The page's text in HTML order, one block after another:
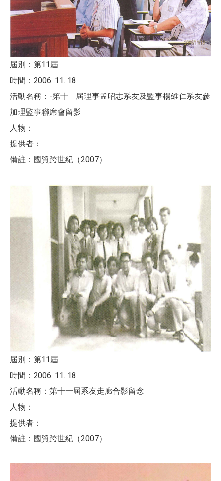
屆別：第11屆
時間：2006. 11. 18
活動名稱：-第十一屆理事孟昭志系友及監事楊維仁系友參
加理監事聯席會留影
人物：
提供者：
備註：國貿跨世紀（2007）
屆別：第11屆
時間：2006. 11. 18
活動名稱：第十一屆系友走廊合影留念
人物：
提供者：
備註：國貿跨世紀（2007）